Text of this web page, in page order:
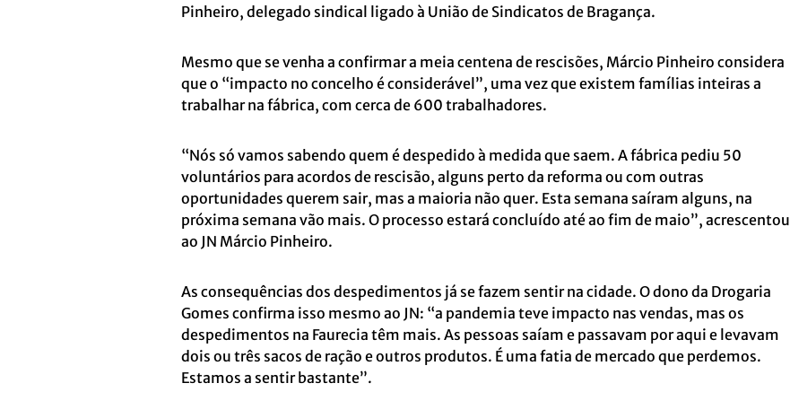
Pinheiro, delegado sindical ligado à União de Sindicatos de Bragança.
Mesmo que se venha a confirmar a meia centena de rescisões, Márcio Pinheiro considera
que o “impacto no concelho é considerável”, uma vez que existem famílias inteiras a
trabalhar na fábrica, com cerca de 600 trabalhadores.
“Nós só vamos sabendo quem é despedido à medida que saem. A fábrica pediu 50
voluntários para acordos de rescisão, alguns perto da reforma ou com outras
oportunidades querem sair, mas a maioria não quer. Esta semana saíram alguns, na
próxima semana vão mais. O processo estará concluído até ao fim de maio”, acrescentou
ao JN Márcio Pinheiro.
As consequências dos despedimentos já se fazem sentir na cidade. O dono da Drogaria
Gomes confirma isso mesmo ao JN: “a pandemia teve impacto nas vendas, mas os
despedimentos na Faurecia têm mais. As pessoas saíam e passavam por aqui e levavam
dois ou três sacos de ração e outros produtos. É uma fatia de mercado que perdemos.
Estamos a sentir bastante”.